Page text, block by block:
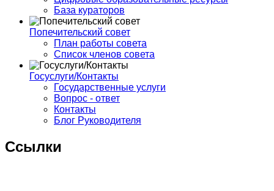
База кураторов
Попечительский совет
План работы совета
Список членов совета
Госуслуги/Контакты
Государственные услуги
Вопрос - ответ
Контакты
Блог Руководителя
Ссылки